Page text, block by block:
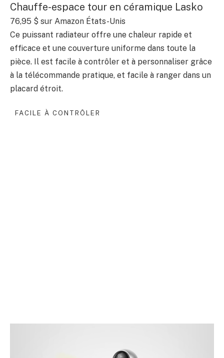
Chauffe-espace tour en céramique Lasko
76,95 $ sur Amazon États-Unis
Ce puissant radiateur offre une chaleur rapide et
efficace et une couverture uniforme dans toute la
pièce. Il est facile à contrôler et à personnaliser grâce
à la télécommande pratique, et facile à ranger dans un
placard étroit.
FACILE À CONTRÔLER